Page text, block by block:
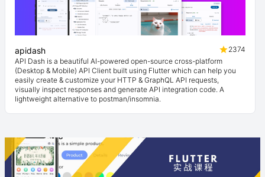
apidash
2374
API Dash is a beautiful AI-powered open-source cross-platform
(Desktop & Mobile) API Client built using Flutter which can help you
easily create & customize your HTTP & GraphQL API requests,
visually inspect responses and generate API integration code. A
lightweight alternative to postman/insomnia.